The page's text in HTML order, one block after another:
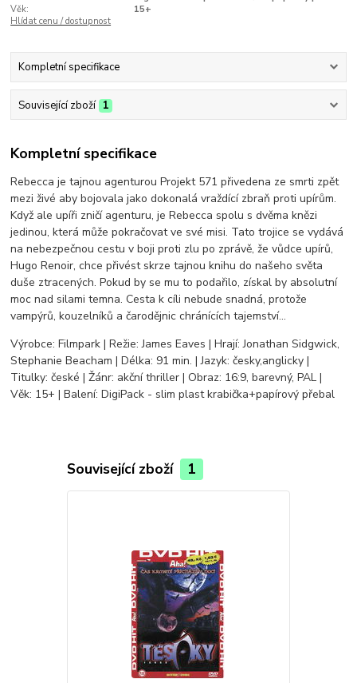
Věk:
15+
Hlídat cenu / dostupnost
Kompletní specifikace
Související zboží 1
Kompletní specifikace
Rebecca je tajnou agenturou Projekt 571 přivedena ze smrti zpět
mezi živé aby bojovala jako dokonalá vraždící zbraň proti upírům.
Když ale upíři zničí agenturu, je Rebecca spolu s dvěma knězi
jedinou, která může pokračovat ve své misi. Tato trojice se vydává
na nebezpečnou cestu v boji proti zlu po zprávě, že vůdce upírů,
Hugo Renoir, chce přivést skrze tajnou knihu do našeho světa
duše ztracených. Pokud by se mu to podařilo, získal by absolutní
moc nad silami temna. Cesta k cíli nebude snadná, protože
vampýrů, kouzelníků a čarodějnic chránících tajemství…
Výrobce: Filmpark | Režie: James Eaves | Hrají: Jonathan Sidgwick,
Stephanie Beacham | Délka: 91 min. | Jazyk: česky,anglicky |
Titulky: české | Žánr: akční thriller | Obraz: 16:9, barevný, PAL |
Věk: 15+ | Balení: DigiPack - slim plast krabička+papírový přebal
Související zboží 1